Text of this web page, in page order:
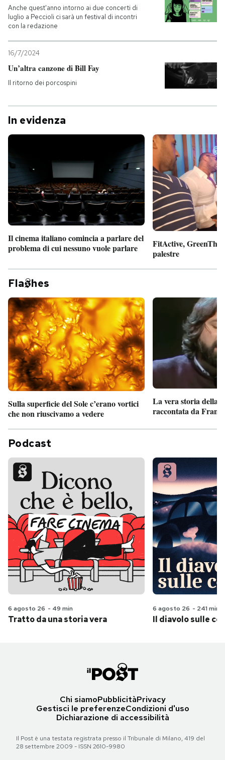
Anche quest'anno intorno ai due concerti di
luglio a Peccioli ci sarà un festival di incontri
con la redazione
16/7/2024
Un’altra canzone di Bill Fay
Il ritorno dei porcospini
In evidenza
Il cinema italiano comincia a parlare del
problema di cui nessuno vuole parlare
FitActive,
palestre
Fla hes
Sulla superficie del Sole c’erano vortici
che non riuscivamo a vedere
La vera storia della
raccontata da
Podcast
6 agosto 26 - 49 min
Tratto da una storia vera
6 agosto 26 - 241 min
Il diavolo sulle
Chi siamoPubblicitàPrivacy
Gestisci le preferenzeCondizioni d'uso
Dichiarazione di accessibilità
Il Post è una testata registrata presso il Tribunale di Milano, 419 del
28 settembre 2009 - ISSN 2610-9980